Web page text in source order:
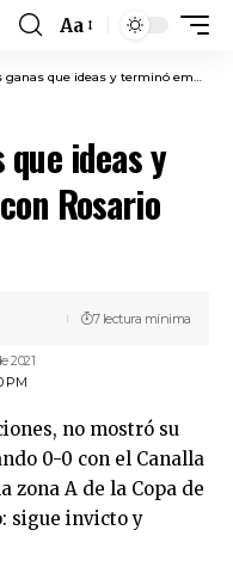
Font
Resizer
Aa
ideas y terminó empatando con Rosario Central
que ideas y
Rosario
PM
2021
7 lectura mínima
no mostró su
0-0 con el Canalla
zona A de la Copa de
sigue invicto y